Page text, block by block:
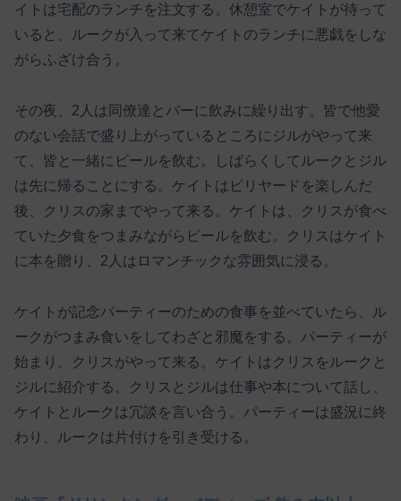
イトは宅配のランチを注文する。休憩室でケイトが待って
いると、ルークが入って来てケイトのランチに悪戯をしな
がらふざけ合う。
その夜、2人は同僚達とバーに飲みに繰り出す。皆で他愛
のない会話で盛り上がっているところにジルがやって来
て、皆と一緒にビールを飲む。しばらくしてルークとジル
は先に帰ることにする。ケイトはビリヤードを楽しんだ
後、クリスの家までやって来る。ケイトは、クリスが食べ
ていた夕食をつまみながらビールを飲む。クリスはケイト
に本を贈り、2人はロマンチックな雰囲気に浸る。
ケイトが記念パーティーのための食事を並べていたら、ル
ークがつまみ食いをしてわざと邪魔をする。パーティーが
始まり、クリスがやって来る。ケイトはクリスをルークと
ジルに紹介する。クリスとジルは仕事や本について話し、
ケイトとルークは冗談を言い合う。パーティーは盛況に終
わり、ルークは片付けを引き受ける。